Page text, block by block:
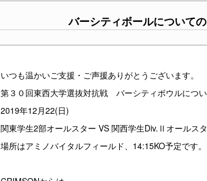
バーシティボールについて
いつも温かいご支援・ご声援ありがとうございます。
第３０回東西大学選抜対抗戦 バーシティボウルについ
2019年12月22(日)
関東学生2部オールスター VS 関西学生Div.Ⅱオールス
場所はアミノバイタルフィールド、14:15KO予定です。